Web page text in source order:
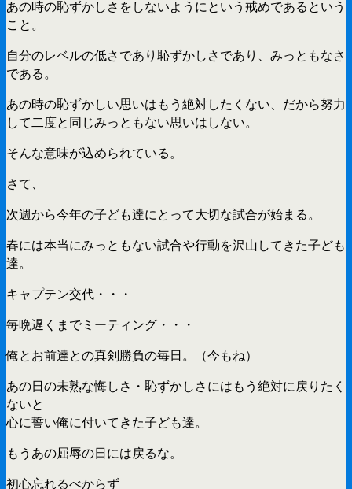
あの時の恥ずかしさをしないようにという戒めであるという
こと。
自分のレベルの低さであり恥ずかしさであり、みっともなさ
である。
あの時の恥ずかしい思いはもう絶対したくない、だから努力
して二度と同じみっともない思いはしない。
そんな意味が込められている。
さて、
次週から今年の子ども達にとって大切な試合が始まる。
春には本当にみっともない試合や行動を沢山してきた子ども
達。
キャプテン交代・・・
毎晩遅くまでミーティング・・・
俺とお前達との真剣勝負の毎日。（今もね）
あの日の未熟な悔しさ・恥ずかしさにはもう絶対に戻りたく
ないと
心に誓い俺に付いてきた子ども達。
もうあの屈辱の日には戻るな。
初心忘れるべからず